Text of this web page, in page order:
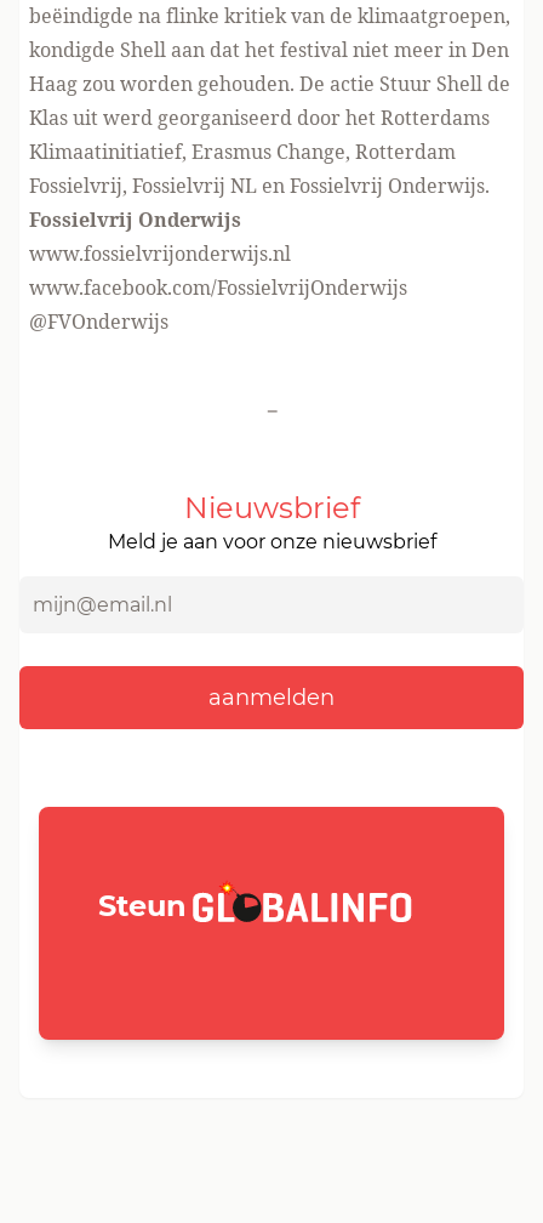
beëindigde na flinke kritiek van de klimaatgroepen,
kondigde Shell aan dat het festival niet meer in Den
Haag zou worden gehouden. De actie Stuur Shell de
Klas uit werd georganiseerd door het Rotterdams
Klimaatinitiatief, Erasmus Change, Rotterdam
Fossielvrij, Fossielvrij NL en Fossielvrij Onderwijs.
Fossielvrij Onderwijs
www.fossielvrijonderwijs.nl
www.facebook.com/FossielvrijOnderwijs
@FVOnderwijs
-
Nieuwsbrief
Meld je aan voor onze nieuwsbrief
Steun GLOBALINFO.nl